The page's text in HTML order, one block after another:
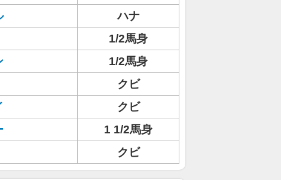
ハナ
1/2馬身
1/2馬身
クビ
クビ
1 1/2馬身
クビ